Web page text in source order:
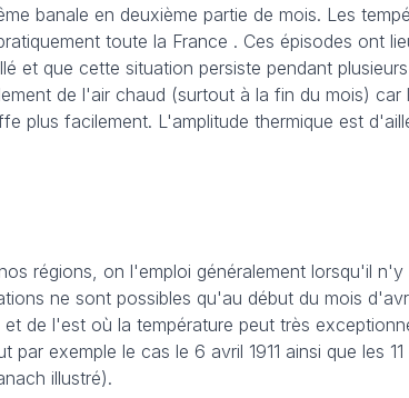
banale en deuxième partie de mois. Les
toute la France . Ces épisodes ont
et que cette situation persiste pendant
de l'air chaud (surtout à la fin du mois) car
plus facilement. L'amplitude thermique est
régions, on l'emploi généralement lorsqu'il n'y
ne sont possibles qu'au début du mois
de l'est où la température peut très
exemple le cas le 6 avril 1911 ainsi que les 11
illustré).